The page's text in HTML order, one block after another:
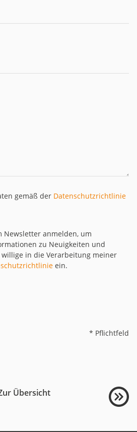
gemäß der Datenschutzrichtlinie
Newsletter anmelden, um
zu Neuigkeiten und
in die Verarbeitung meiner
ein.
* Pflichtfeld
Übersicht